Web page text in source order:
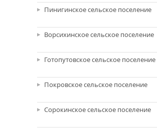
Пинигинское сельское поселение
Ворсихинское сельское поселение
Готопутовское сельское поселение
Покровское сельское поселение
Сорокинское сельское поселение